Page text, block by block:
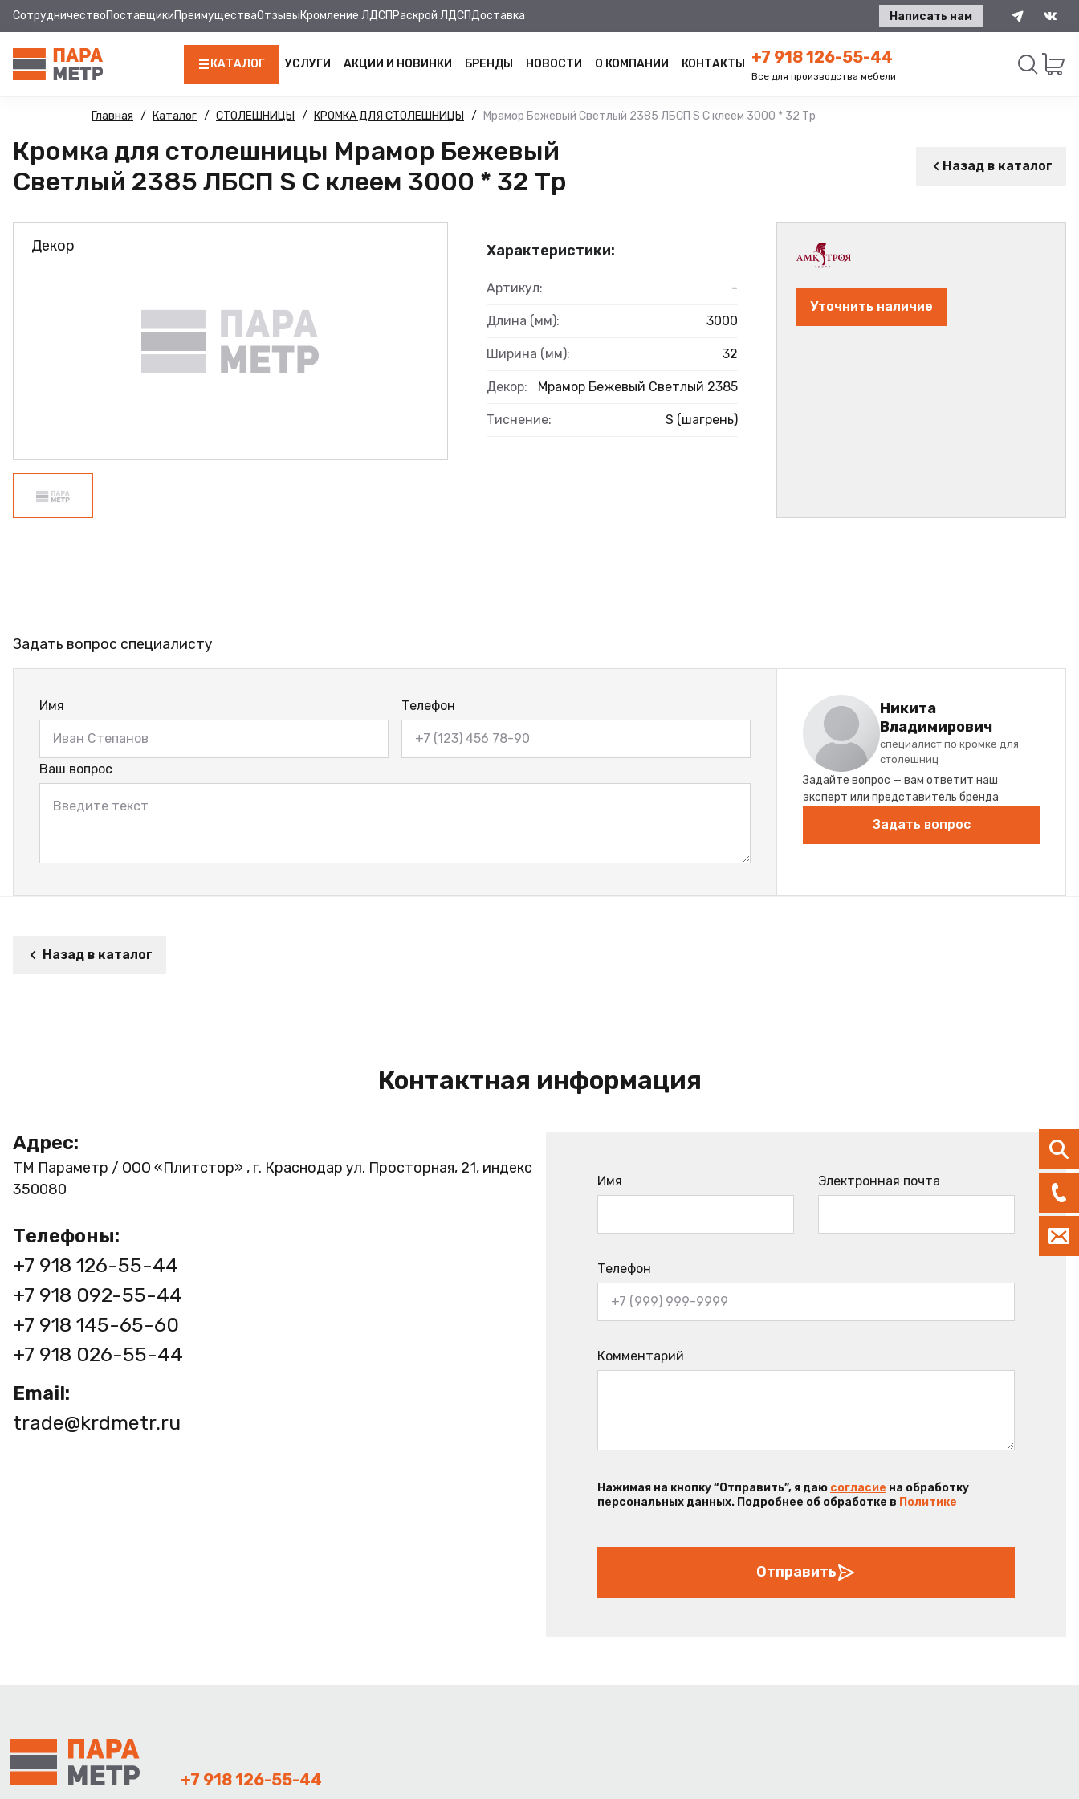
СотрудничествоПоставщикиПреимуществаОтзывыКромление ЛДСП Раскрой ЛДСПДоставка Написать нам
КАТАЛОГ
ЛДСП
КРОМКА
МДФ
МДФ ПАНЕЛИ
ФУРНИТУРА
ПРОФИЛЬ АЛЮМИНИЕВЫЙ
УСЛУГИ АКЦИИ И НОВИНКИ БРЕНДЫ НОВОСТИ О КОМПАНИИ КОНТАКТЫ +7 918 126-55-44
Все для производства мебели
Главная Каталог СТОЛЕШНИЦЫ КРОМКА ДЛЯ СТОЛЕШНИЦЫ Мрамор Бежевый Светлый 2385 ЛБСП S С клеем 3000 * 32 Тр
Кромка для столешницы Мрамор Бежевый
Светлый 2385 ЛБСП S С клеем 3000 * 32 Тр
Назад в каталог
Декор Характеристики:
Артикул: -
Длина (мм): 3000
Ширина (мм): 32
Декор: Мрамор Бежевый Светлый 2385
Тиснение: S (шагрень)
Уточнить наличие
Задать вопрос специалисту
Имя Телефон
Ваш вопрос
Никита
Владимирович
специалист по кромке для
столешниц
Задайте вопрос — вам ответит наш
эксперт или представитель бренда
Задать вопрос
Назад в каталог
Контактная информация
Адрес:
ТМ Параметр / ООО «Плитстор» , г. Краснодар ул. Просторная, 21, индекс
350080
Телефоны:
+7 918 126-55-44
+7 918 092-55-44
+7 918 145-65-60
+7 918 026-55-44
Email:
trade@krdmetr.ru
Имя Электронная почта
Телефон
Комментарий
Нажимая на кнопку “Отправить”, я даю согласие на обработку
персональных данных. Подробнее об обработке в Политике
Отправить
+7 918 126-55-44